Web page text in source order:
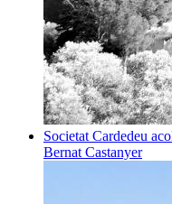
Societat Cardedeu
Bernat Castanyer